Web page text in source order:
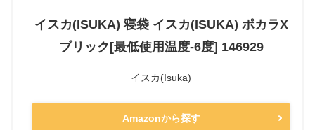
イスカ(ISUKA) 寝袋 イスカ(ISUKA) ポカラX
ブリック[最低使用温度-6度] 146929
イスカ(Isuka)
Amazonから探す